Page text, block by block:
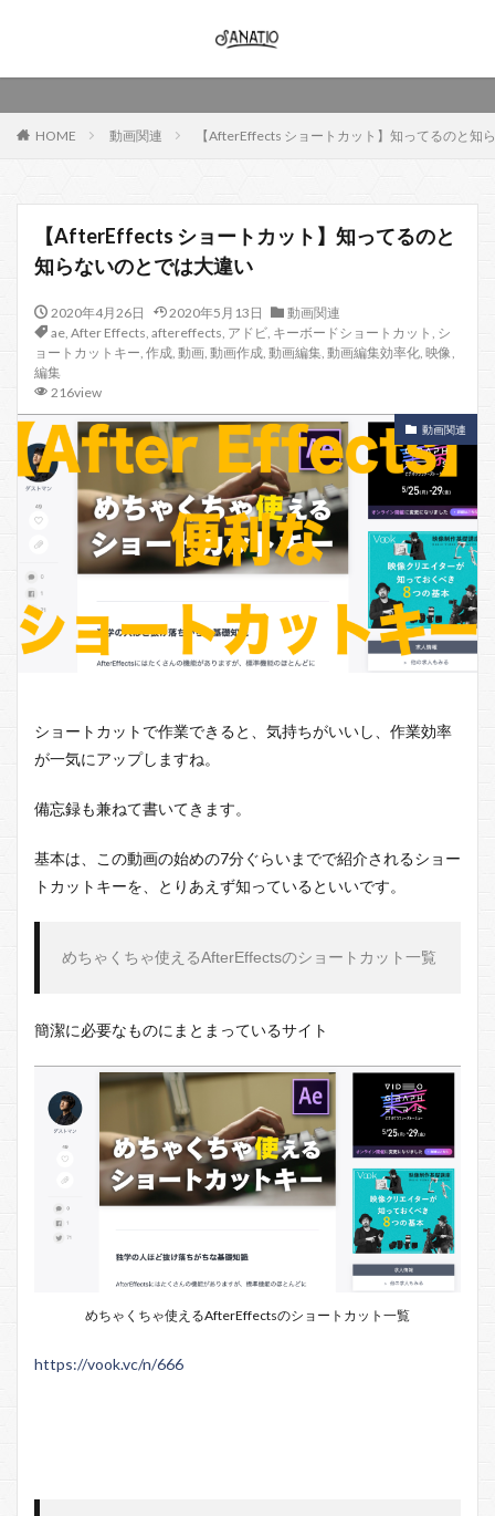
HOME 動画関連 【AfterEffects ショートカット】知ってるのと知
【AfterEffects ショートカット】知ってるのと
知らないのとでは大違い
2020年4月26日 2020年5月13日
動画関連
ae, After Effects, aftereffects, アドビ, キーボードショートカット , シ
ョートカットキー, 作成, 動画, 動画作成, 動画編集, 動画編集効率化, 映像,
編集
216view
動画関連
ショートカットで作業できると、気持ちがいいし、作業効率
が一気にアップしますね。
備忘録も兼ねて書いてきます。
基本は、この動画の始めの7分ぐらいまでで紹介されるショー
トカットキーを、とりあえず知っているといいです。
めちゃくちゃ使えるAfterEffectsのショートカット一覧
簡潔に必要なものにまとまっているサイト
めちゃくちゃ使えるAfterEffectsのショートカット一覧
https://vook.vc/n/666